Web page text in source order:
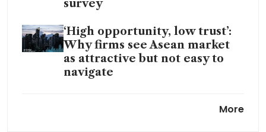
survey
‘High opportunity, low trust’:
Why firms see Asean market
as attractive but not easy to
navigate
More